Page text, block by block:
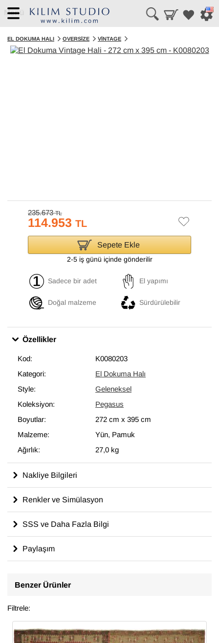
Menü
EL DOKUMA HALI OVERSIZE VINTAGE
235.673TL
114.953 TL
Sepete Ekle
2-5 iş günü içinde gönderilir
Sadece bir adet El yapımı
Doğal malzeme Sürdürülebilir
Özellikler
Kod:
K0080203
Kategori:
El Dokuma Halı
Style:
Geleneksel
Koleksiyon:
Pegasus
Boyutlar:
272 cm x 395 cm
Malzeme:
Yün, Pamuk
Ağırlık:
27,0 kg
Nakliye Bilgileri
Renkler ve Simülasyon
SSS ve Daha Fazla Bilgi
Paylaşım
Benzer Ürünler
Filtrele: